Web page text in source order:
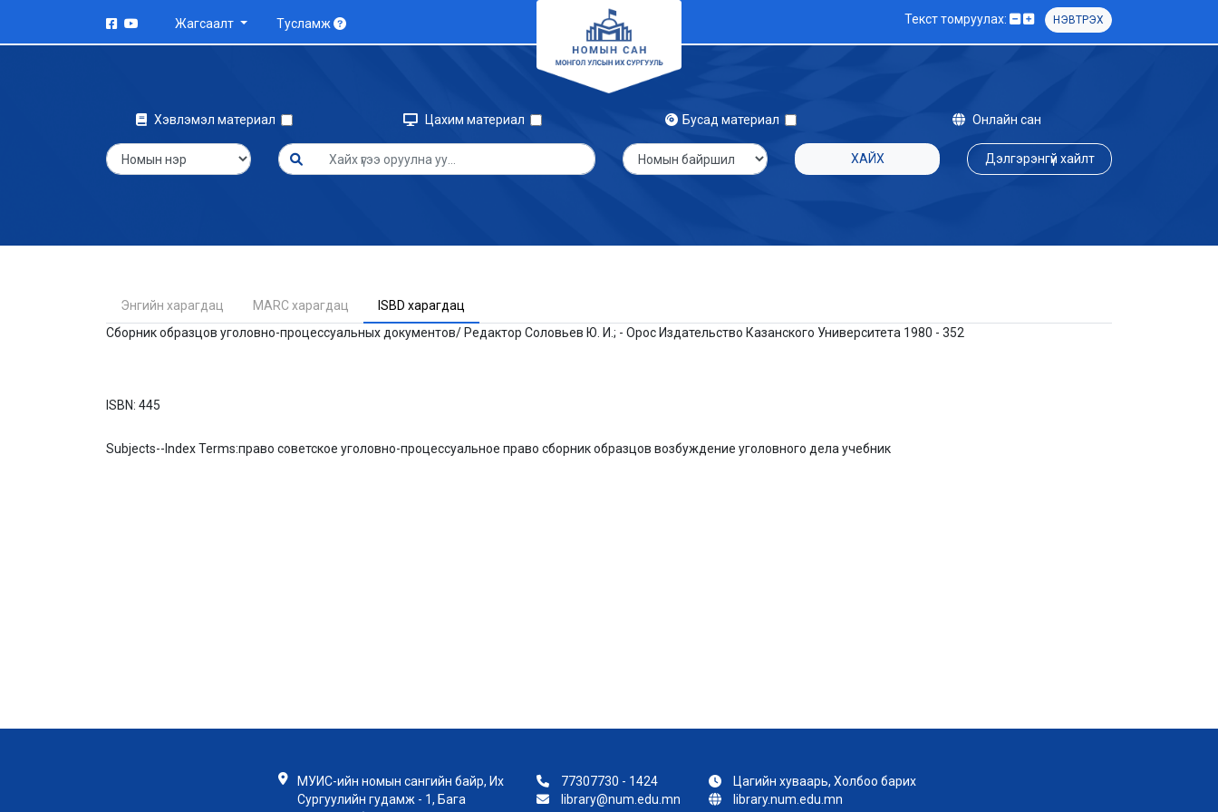
Жагсаалт Тусламж Текст томруулах: НЭВТРЭХ
Хэвлэмэл материал Цахим материал Бусад материал Онлайн сан
ХАЙХ Дэлгэрэнгүй хайлт
Энгийн харагдац MARC харагдац
ISBD харагдац
Сборник образцов уголовно-процессуальных документов/ Редактор Соловьев Ю. И.; - Орос Издательство Казанского Университета 1980 - 352
ISBN: 445
Subjects--Index Terms:право советское уголовно-процессуальное право сборник образцов возбуждение уголовного дела учебник
МУИС-ийн номын сангийн байр, Их
Сургуулийн гудамж - 1, Бага
77307730 - 1424
library@num.edu.mn
Цагийн хуваарь, Холбоо барих
library.num.edu.mn